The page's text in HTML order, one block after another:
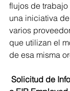
flujos de
una iniciativa
varios
que utilizan el
de esa misma